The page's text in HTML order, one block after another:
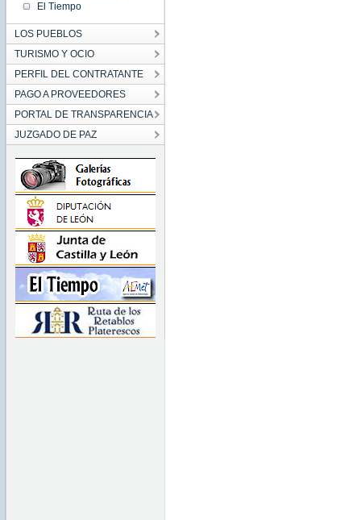
El Tiempo
LOS PUEBLOS
TURISMO Y OCIO
PERFIL DEL CONTRATANTE
PAGO A PROVEEDORES
PORTAL DE TRANSPARENCIA
JUZGADO DE PAZ